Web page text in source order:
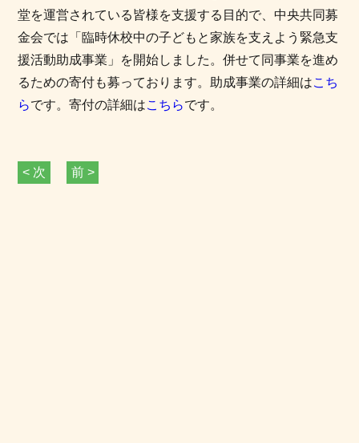
堂を運営されている皆様を支援する目的で、中央共同募
金会では「臨時休校中の子どもと家族を支えよう緊急支
援活動助成事業」を開始しました。併せて同事業を進め
るための寄付も募っております。助成事業の詳細はこち
らです。寄付の詳細はこちらです。
< 次 前 >